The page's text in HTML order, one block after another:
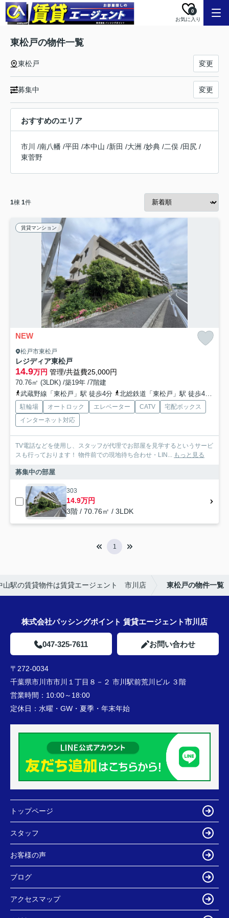
お気に入り
0
東松戸の物件一覧
東松戸 変更
募集中 変更
おすすめのエリア
市川 /南八幡 /平田 /本中山 /新田 /大洲 /妙典 /二俣 /田尻 /
東菅野
1棟 1件
賃貸マンション
NEW
松戸市東松戸
レジディア東松戸
14.9万円 管理/共益費25,000円
70.76㎡ (3LDK) /築19年 /7階建
武蔵野線「東松戸」駅 徒歩4分
北総鉄道「東松戸」駅 徒歩4分
駐輪場 オートロック エレベーター CATV
宅配ボックス
インターネット対応
TV電話などを使用し、スタッフが代理でお部屋を見学するというサービ
スも行っております！ 物件前での現地待ち合わせ・LIN... もっと見る
募集中の部屋
303
14.9万円
3階 / 70.76㎡ / 3LDK
1
山駅の賃貸物件は賃貸エージェント 市川店 東松戸の物件一覧
株式会社パッシングポイント 賃貸エージェント市川店
047-325-7611 お問い合わせ
〒272-0034
千葉県市川市市川１丁目８－２ 市川駅前荒川ビル ３階
営業時間： 10:00～18:00
定休日： 水曜・GW・夏季・年末年始
トップページ
スタッフ
お客様の声
ブログ
アクセスマップ